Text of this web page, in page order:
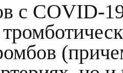
с COVID-